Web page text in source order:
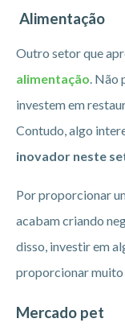
Alimentação
Outro setor que
alimentação. Não
investem em
Contudo, algo
inovador neste
Por proporcionar
acabam criando
disso, investir em
proporcionar muito
Mercado pet